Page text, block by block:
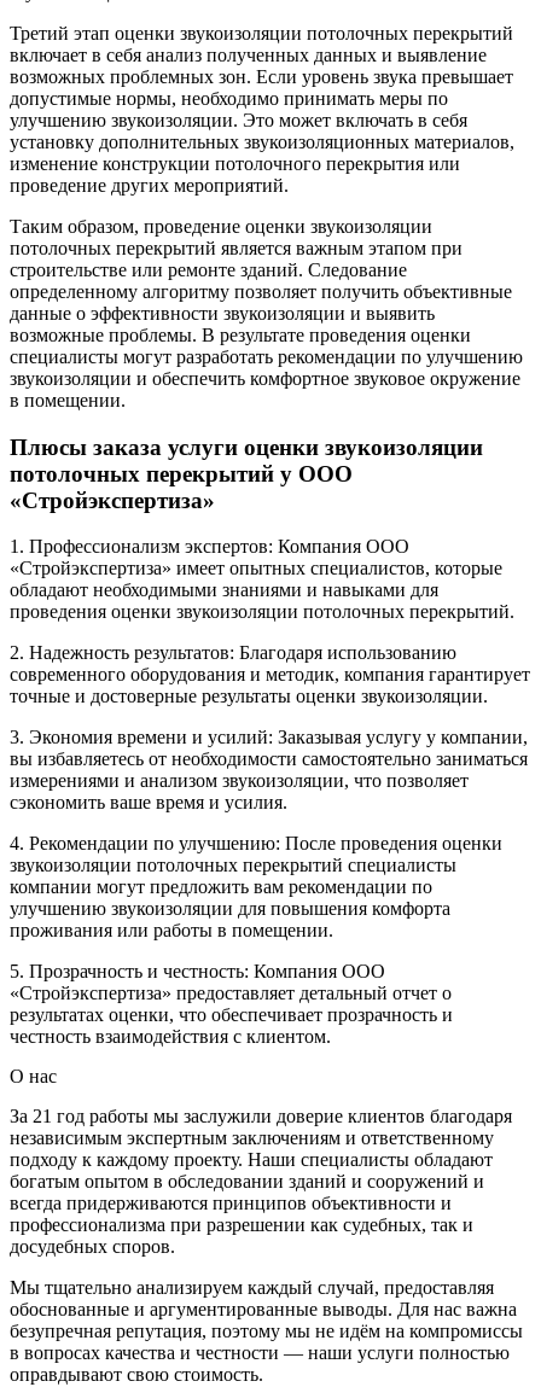
Третий этап оценки звукоизоляции потолочных перекрытий
включает в себя анализ полученных данных и выявление
возможных проблемных зон. Если уровень звука превышает
допустимые нормы, необходимо принимать меры по
улучшению звукоизоляции. Это может включать в себя
установку дополнительных звукоизоляционных материалов,
изменение конструкции потолочного перекрытия или
проведение других мероприятий.
Таким образом, проведение оценки звукоизоляции
потолочных перекрытий является важным этапом при
строительстве или ремонте зданий. Следование
определенному алгоритму позволяет получить объективные
данные о эффективности звукоизоляции и выявить
возможные проблемы. В результате проведения оценки
специалисты могут разработать рекомендации по улучшению
звукоизоляции и обеспечить комфортное звуковое окружение
в помещении.
Плюсы заказа услуги оценки звукоизоляции
потолочных перекрытий у ООО
«Стройэкспертиза»
1. Профессионализм экспертов: Компания ООО
«Стройэкспертиза» имеет опытных специалистов, которые
обладают необходимыми знаниями и навыками для
проведения оценки звукоизоляции потолочных перекрытий.
2. Надежность результатов: Благодаря использованию
современного оборудования и методик, компания гарантирует
точные и достоверные результаты оценки звукоизоляции.
3. Экономия времени и усилий: Заказывая услугу у компании,
вы избавляетесь от необходимости самостоятельно заниматься
измерениями и анализом звукоизоляции, что позволяет
сэкономить ваше время и усилия.
4. Рекомендации по улучшению: После проведения оценки
звукоизоляции потолочных перекрытий специалисты
компании могут предложить вам рекомендации по
улучшению звукоизоляции для повышения комфорта
проживания или работы в помещении.
5. Прозрачность и честность: Компания ООО
«Стройэкспертиза» предоставляет детальный отчет о
результатах оценки, что обеспечивает прозрачность и
честность взаимодействия с клиентом.
О нас
За 21 год работы мы заслужили доверие клиентов благодаря
независимым экспертным заключениям и ответственному
подходу к каждому проекту. Наши специалисты обладают
богатым опытом в обследовании зданий и сооружений и
всегда придерживаются принципов объективности и
профессионализма при разрешении как судебных, так и
досудебных споров.
Мы тщательно анализируем каждый случай, предоставляя
обоснованные и аргументированные выводы. Для нас важна
безупречная репутация, поэтому мы не идём на компромиссы
в вопросах качества и честности — наши услуги полностью
оправдывают свою стоимость.